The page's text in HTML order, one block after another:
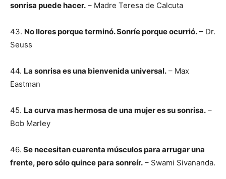
sonrisa puede hacer. – Madre Teresa de Calcuta
43. No llores porque terminó. Sonríe porque ocurrió. – Dr.
Seuss
44. La sonrisa es una bienvenida universal. – Max
Eastman
45. La curva mas hermosa de una mujer es su sonrisa. –
Bob Marley
46. Se necesitan cuarenta músculos para arrugar una
frente, pero sólo quince para sonreír. – Swami Sivananda.